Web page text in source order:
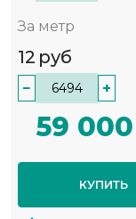
За метр
12 руб
− +
59 000
КУПИТЬ